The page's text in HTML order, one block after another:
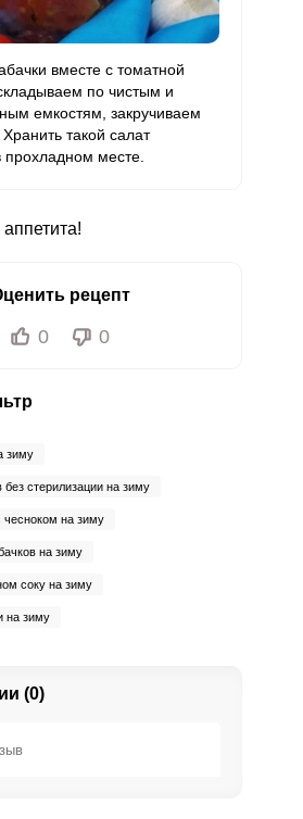
вместе с томатной
по чистым и
емкостям, закручиваем
такой салат
месте.
рецепт
0 0
зиму
стерилизации на зиму
чесноком на зиму
на зиму
соку на зиму
на зиму
(0)